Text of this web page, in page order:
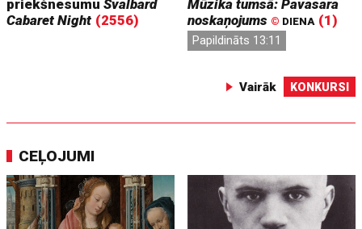
priekšnesumuSvalbard
Cabaret Night (2556)
Mūzika tumsā: Pavasara
noskaņojums © DIENA (1)
Papildināts 13:11
Vairāk KONKURSI
CEĻOJUMI